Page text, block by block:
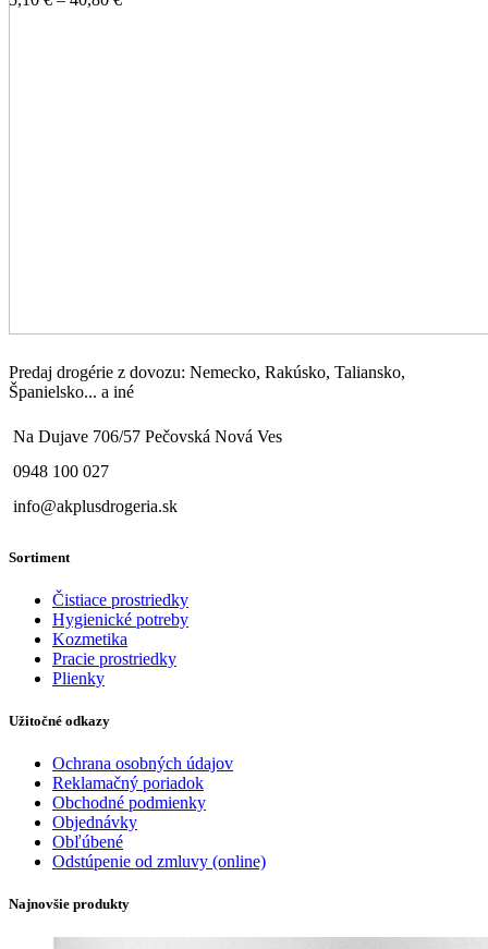
Predaj drogérie z dovozu: Nemecko, Rakúsko, Taliansko,
Španielsko... a iné
Na Dujave 706/57 Pečovská Nová Ves
0948 100 027
info@akplusdrogeria.sk
Sortiment
Čistiace prostriedky
Hygienické potreby
Kozmetika
Pracie prostriedky
Plienky
Užitočné odkazy
Ochrana osobných údajov
Reklamačný poriadok
Obchodné podmienky
Objednávky
Obľúbené
Odstúpenie od zmluvy (online)
Najnovšie produkty